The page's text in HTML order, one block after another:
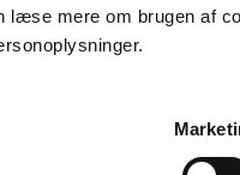
læse mere om brugen af
følt, at
i den
og
til Birgitte og